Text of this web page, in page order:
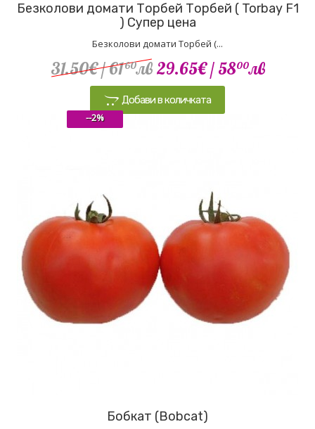
Безколови домати Торбей Торбей ( Torbay F1
) Супер цена
Безколови домати Торбей (...
31.50€/ 6160лв 29.65€/ 5800лв
Добави в количката
Бобкат (Bobcat)
--2%